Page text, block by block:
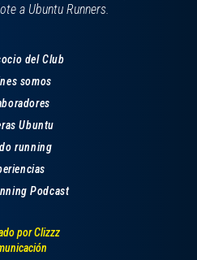
a Ubuntu Runners.
del Club
somos
Ubuntu
running
Podcast